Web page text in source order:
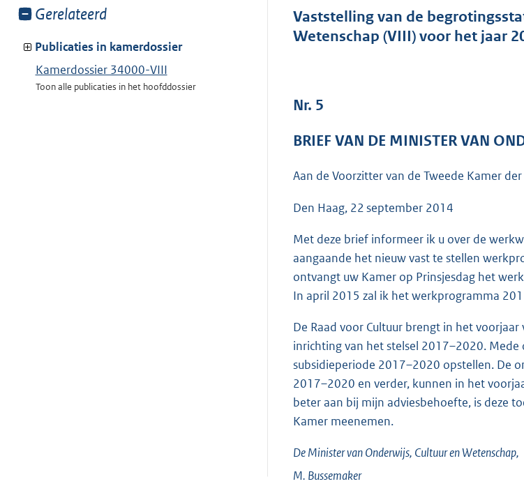
Toon
van:
Gerelateerd
Publicaties in kamerdossier
Kamerdossier 34000-VIII
Toon alle publicaties in het hoofddossier
a
n
o
o
t
3
7
K
b
Vaststelling van de
Wetenschap (VIII) voor het jaar
Nr. 5
BRIEF VAN DE MINISTER VAN
Aan de Voorzitter van de Tweede Kamer
Den Haag, 22 september 2014
Met deze brief informeer ik u over de
aangaande het nieuw vast te stellen
ontvangt uw Kamer op Prinsjesdag het
In april 2015 zal ik het werkprogramma
De Raad voor Cultuur brengt in het
inrichting van het stelsel 2017–2020.
subsidieperiode 2017–2020 opstellen. De
2017–2020 en verder, kunnen in het
beter aan bij mijn adviesbehoefte, is deze
Kamer meenemen.
De Minister van Onderwijs, Cultuur en Wetenschap,
M. Bussemaker